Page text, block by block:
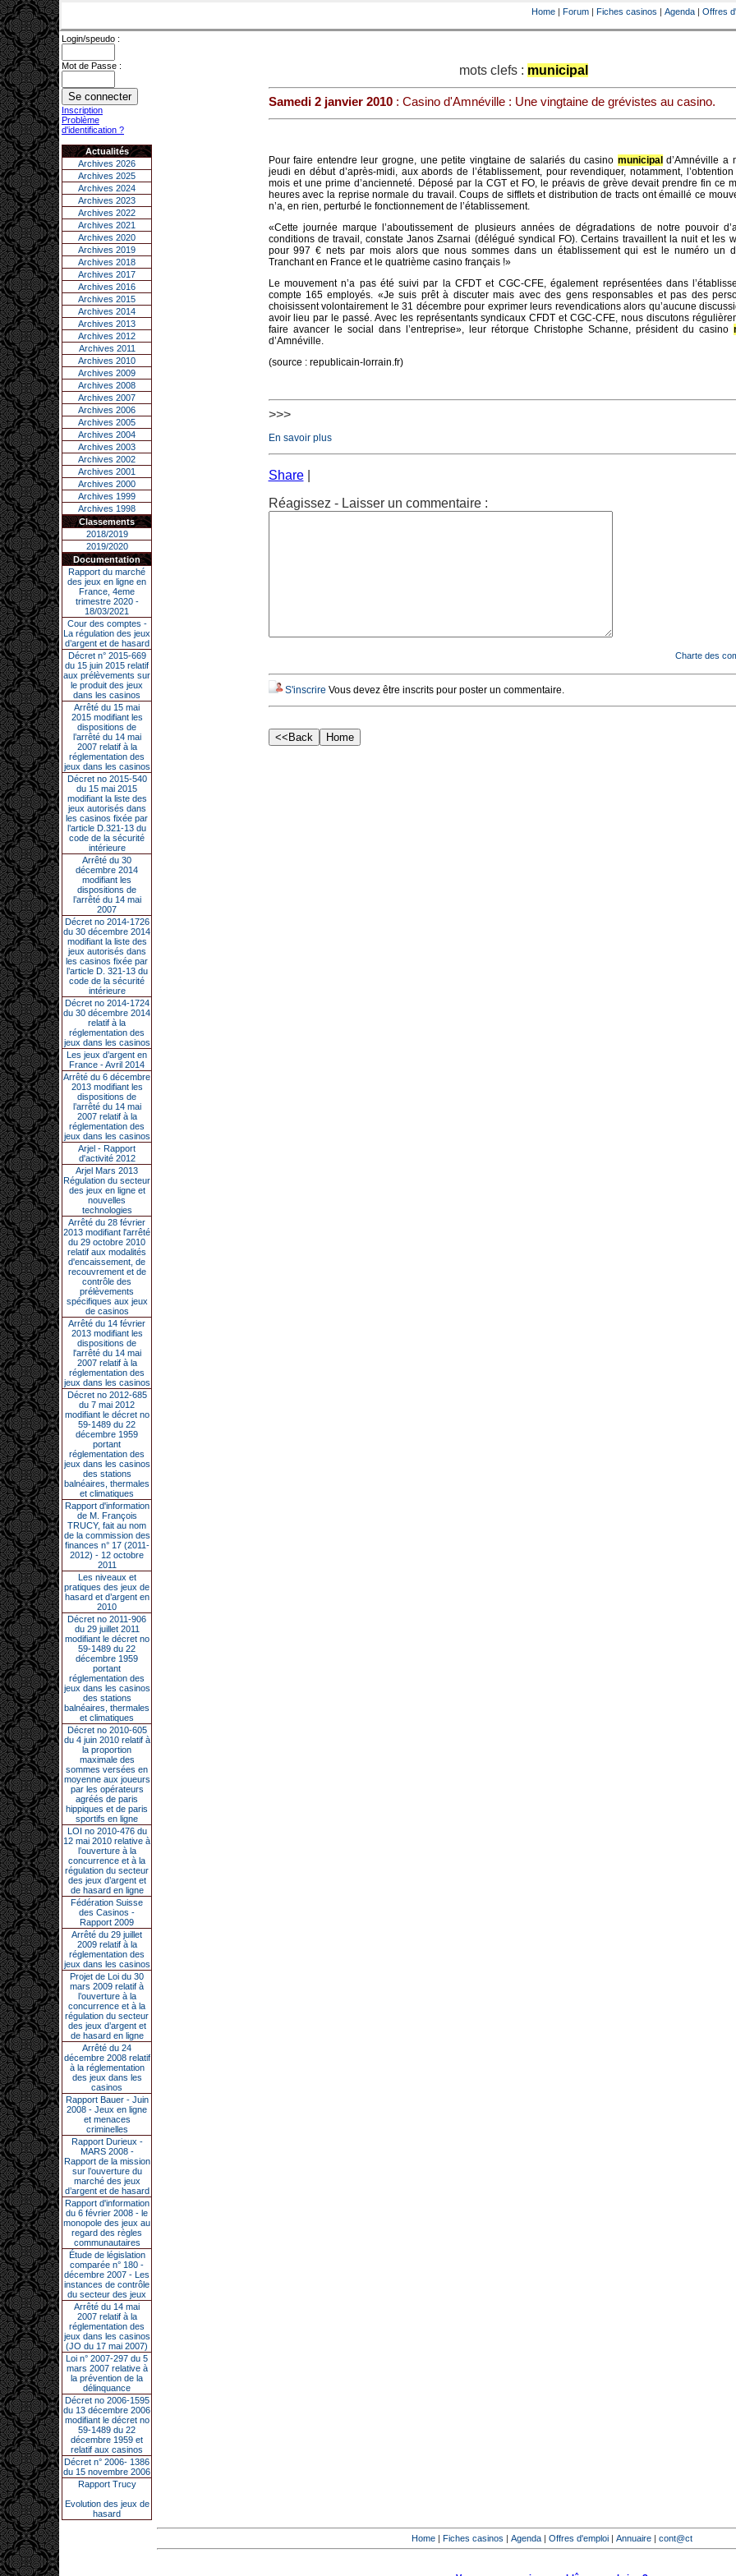
Home | Forum | Fiches casinos | Agenda | Offres
Login/speudo :
Mot de Passe :
Inscription
Problème
d'identification ?
Actualités
Archives 2026
Archives 2025
Archives 2024
Archives 2023
Archives 2022
Archives 2021
Archives 2020
Archives 2019
Archives 2018
Archives 2017
Archives 2016
Archives 2015
Archives 2014
Archives 2013
Archives 2012
Archives 2011
Archives 2010
Archives 2009
Archives 2008
Archives 2007
Archives 2006
Archives 2005
Archives 2004
Archives 2003
Archives 2002
Archives 2001
Archives 2000
Archives 1999
Archives 1998
Classements
2018/2019
2019/2020
Documentation
Rapport du marché
des jeux en ligne en
France, 4eme
trimestre 2020 -
18/03/2021
Cour des comptes -
La régulation des jeux
d’argent et de hasard
Décret n° 2015-669
du 15 juin 2015 relatif
aux prélèvements sur
le produit des jeux
dans les casinos
Arrêté du 15 mai
2015 modifiant les
dispositions de
l’arrêté du 14 mai
2007 relatif à la
réglementation des
jeux dans les casinos
Décret no 2015-540
du 15 mai 2015
modifiant la liste des
jeux autorisés dans
les casinos fixée par
l’article D.321-13 du
code de la sécurité
intérieure
Arrêté du 30
décembre 2014
modifiant les
dispositions de
l’arrêté du 14 mai
2007
Décret no 2014-1726
du 30 décembre 2014
modifiant la liste des
jeux autorisés dans
les casinos fixée par
l’article D. 321-13 du
code de la sécurité
intérieure
Décret no 2014-1724
du 30 décembre 2014
relatif à la
réglementation des
jeux dans les casinos
Les jeux d’argent en
France - Avril 2014
Arrêté du 6 décembre
2013 modifiant les
dispositions de
l’arrêté du 14 mai
2007 relatif à la
réglementation des
jeux dans les casinos
Arjel - Rapport
d'activité 2012
Arjel Mars 2013
Régulation du secteur
des jeux en ligne et
nouvelles
technologies
Arrêté du 28 février
2013 modifiant l'arrêté
du 29 octobre 2010
relatif aux modalités
d'encaissement, de
recouvrement et de
contrôle des
prélèvements
spécifiques aux jeux
de casinos
Arrêté du 14 février
2013 modifiant les
dispositions de
l'arrêté du 14 mai
2007 relatif à la
réglementation des
jeux dans les casinos
Décret no 2012-685
du 7 mai 2012
modifiant le décret no
59-1489 du 22
décembre 1959
portant
réglementation des
jeux dans les casinos
des stations
balnéaires, thermales
et climatiques
Rapport d'information
de M. François
TRUCY, fait au nom
de la commission des
finances n° 17 (2011-
2012) - 12 octobre
2011
Les niveaux et
pratiques des jeux de
hasard et d’argent en
2010
Décret no 2011-906
du 29 juillet 2011
modifiant le décret no
59-1489 du 22
décembre 1959
portant
réglementation des
jeux dans les casinos
des stations
balnéaires, thermales
et climatiques
Décret no 2010-605
du 4 juin 2010 relatif à
la proportion
maximale des
sommes versées en
moyenne aux joueurs
par les opérateurs
agréés de paris
hippiques et de paris
sportifs en ligne
LOI no 2010-476 du
12 mai 2010 relative à
l’ouverture à la
concurrence et à la
régulation du secteur
des jeux d’argent et
de hasard en ligne
Fédération Suisse
des Casinos -
Rapport 2009
Arrêté du 29 juillet
2009 relatif à la
réglementation des
jeux dans les casinos
Projet de Loi du 30
mars 2009 relatif à
l’ouverture à la
concurrence et à la
régulation du secteur
des jeux d’argent et
de hasard en ligne
Arrêté du 24
décembre 2008 relatif
à la réglementation
des jeux dans les
casinos
Rapport Bauer - Juin
2008 - Jeux en ligne
et menaces
criminelles
Rapport Durieux -
MARS 2008 -
Rapport de la mission
sur l’ouverture du
marché des jeux
d’argent et de hasard
Rapport d'information
du 6 février 2008 - le
monopole des jeux au
regard des règles
communautaires
Étude de législation
comparée n° 180 -
décembre 2007 - Les
instances de contrôle
du secteur des jeux
Arrêté du 14 mai
2007 relatif à la
réglementation des
jeux dans les casinos
(JO du 17 mai 2007)
Loi n° 2007-297 du 5
mars 2007 relative à
la prévention de la
délinquance
Décret no 2006-1595
du 13 décembre 2006
modifiant le décret no
59-1489 du 22
décembre 1959 et
relatif aux casinos
Décret n° 2006- 1386
du 15 novembre 2006
Rapport Trucy
Evolution des jeux de
hasard
mots clefs : municipal
Samedi 2 janvier 2010: Casino d'Amnéville : Une vingtaine de grévistes au casino.
Pour faire entendre leur grogne, une petite vingtaine de salariés du casino municipal d’Amnéville a
jeudi en début d’après-midi, aux abords de l’établissement, pour revendiquer, notamment, l’obtention
mois et une prime d’ancienneté. Déposé par la CGT et FO, le préavis de grève devait prendre fin ce
heures avec la reprise normale du travail. Coups de sifflets et distribution de tracts ont émaillé ce
n’a, en rien, perturbé le fonctionnement de l’établissement.
«Cette journée marque l’aboutissement de plusieurs années de dégradations de notre pouvoir
conditions de travail, constate Janos Zsarnai (délégué syndical FO). Certains travaillent la nuit et les
pour 997 € nets par mois alors que nous sommes dans un établissement qui est le numéro un
Tranchant en France et le quatrième casino français !»
Le mouvement n’a pas été suivi par la CFDT et CGC-CFE, également représentées dans
compte 165 employés. «Je suis prêt à discuter mais avec des gens responsables et pas des
choisissent volontairement le 31 décembre pour exprimer leurs revendications alors qu’aucune
avoir lieu par le passé. Avec les représentants syndicaux CFDT et CGC-CFE, nous discutons
faire avancer le social dans l’entreprise», leur rétorque Christophe Schanne, président du casino
d’Amnéville.
(source : republicain-lorrain.fr)
>>>
En savoir plus
Share
Réagissez - Laisser un commentaire :
Charte des
S'inscrire Vous devez être inscrits pour poster un commentaire.
Home | Fiches casinos | Agenda | Offres d'emploi | Annuaire | cont@ct